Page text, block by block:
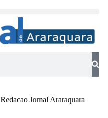
Redacao Jornal Araraquara